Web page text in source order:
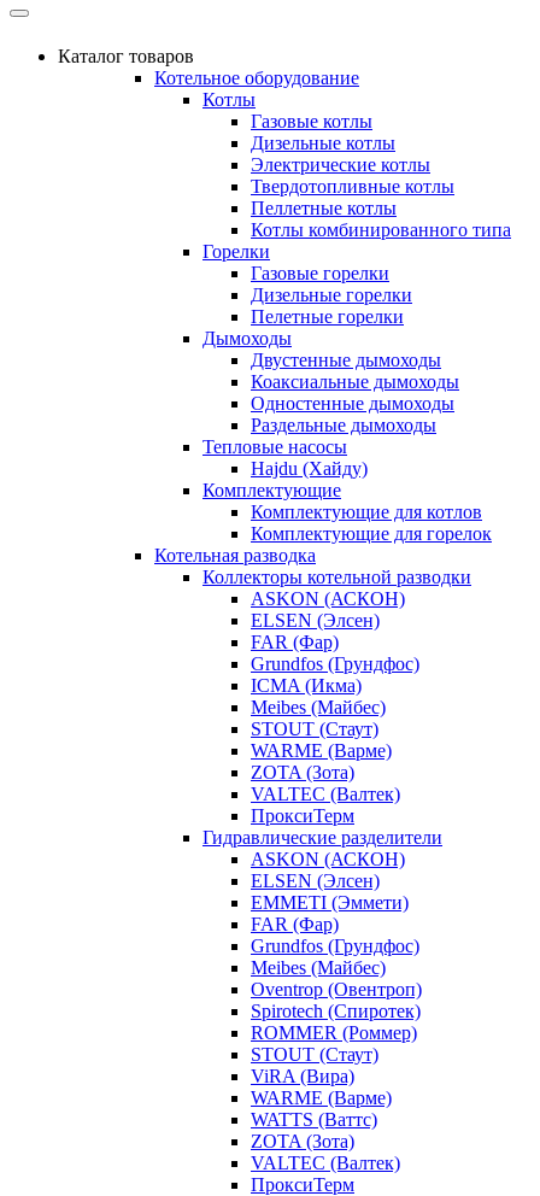
Каталог товаров
Котельное оборудование
Котлы
Газовые котлы
Дизельные котлы
Электрические котлы
Твердотопливные котлы
Пеллетные котлы
Котлы комбинированного типа
Горелки
Газовые горелки
Дизельные горелки
Пелетные горелки
Дымоходы
Двустенные дымоходы
Коаксиальные дымоходы
Одностенные дымоходы
Раздельные дымоходы
Тепловые насосы
Hajdu (Хайду)
Комплектующие
Комплектующие для котлов
Комплектующие для горелок
Котельная разводка
Коллекторы котельной разводки
ASKON (АСКОН)
ELSEN (Элсен)
FAR (Фар)
Grundfos (Грундфос)
ICMA (Икма)
Meibes (Майбес)
STOUT (Стаут)
WARME (Варме)
ZOTA (Зота)
VALTEC (Валтек)
ПроксиТерм
Гидравлические разделители
ASKON (АСКОН)
ELSEN (Элсен)
EMMETI (Эммети)
FAR (Фар)
Grundfos (Грундфос)
Meibes (Майбес)
Oventrop (Овентроп)
Spirotech (Спиротек)
ROMMER (Роммер)
STOUT (Стаут)
ViRA (Вира)
WARME (Варме)
WATTS (Ваттс)
ZOTA (Зота)
VALTEC (Валтек)
ПроксиТерм